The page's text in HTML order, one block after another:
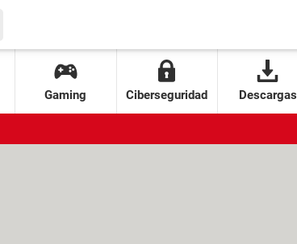
Gaming Ciberseguridad Descargas